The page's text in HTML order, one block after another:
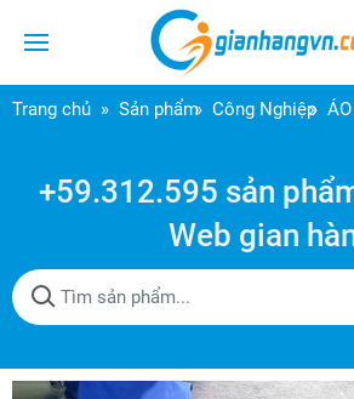
Trang chủ Sản phẩm Công Nghiệp
+59.312.595 sản
Web gian